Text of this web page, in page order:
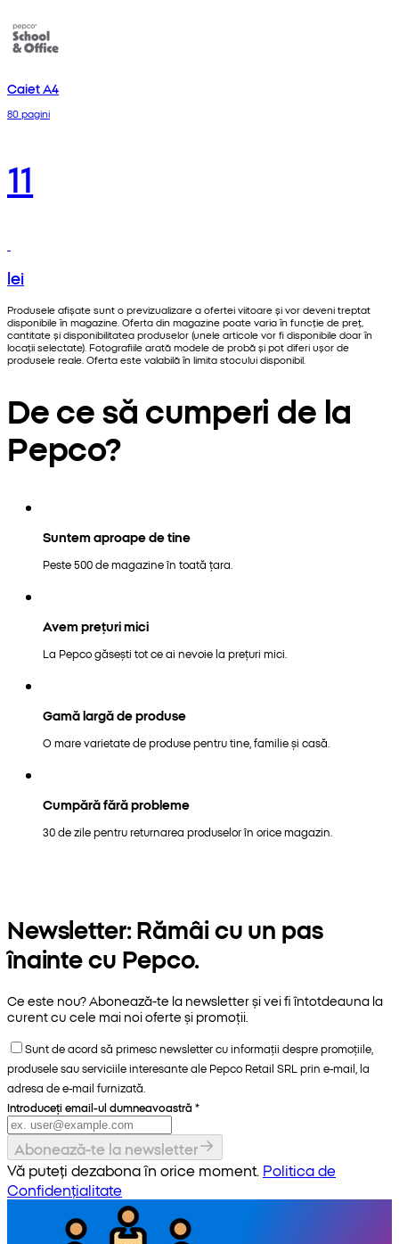
Caiet A4
80 pagini
11
lei
Produsele afișate sunt o previzualizare a ofertei viitoare și vor deveni treptat
disponibile în magazine. Oferta din magazine poate varia în funcție de preț,
cantitate și disponibilitatea produselor (unele articole vor fi disponibile doar în
locații selectate). Fotografiile arată modele de probă și pot diferi ușor de
produsele reale. Oferta este valabilă în limita stocului disponibil.
De ce să cumperi de la
Pepco?
Suntem aproape de tine
Peste 500 de magazine în toată țara.
Avem prețuri mici
La Pepco găsești tot ce ai nevoie la prețuri mici.
Gamă largă de produse
O mare varietate de produse pentru tine, familie și casă.
Cumpără fără probleme
30 de zile pentru returnarea produselor în orice magazin.
Newsletter: Rămâi cu un pas
înainte cu Pepco.
Ce este nou? Abonează-te la newsletter și vei fi întotdeauna la
curent cu cele mai noi oferte și promoții.
Sunt de acord să primesc newsletter cu informații despre promoțiile,
produsele sau serviciile interesante ale Pepco Retail SRL prin e-mail, la
adresa de e-mail furnizată.
Introduceți email-ul dumneavoastră *
Abonează-te la newsletter
Vă puteți dezabona în orice moment. Politica de
Confidențialitate